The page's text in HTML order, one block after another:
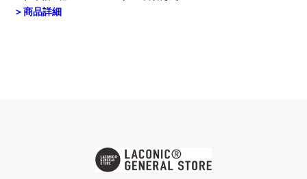
＞商品詳細